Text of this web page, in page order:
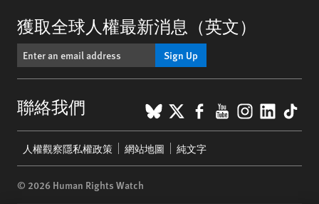
獲取全球人權最新消息（英文）
Sign Up
聯絡我們 BlueSky
X Facebook
YouTube
menu
人權觀察隱私權政策 網站地圖 純文字
© 2026 Human Rights Watch